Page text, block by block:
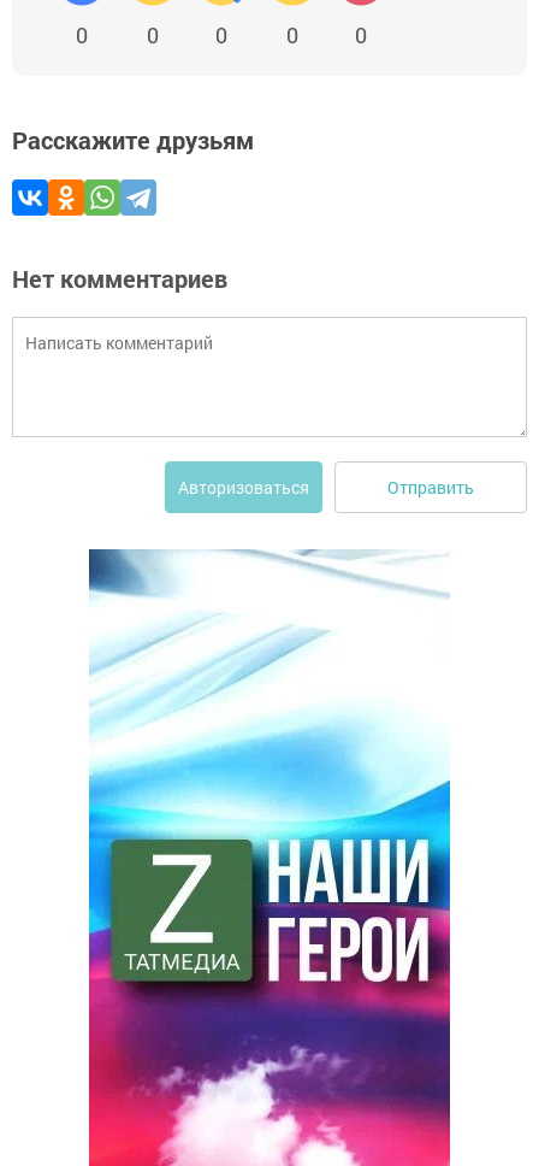
0 0 0 0 0
Расскажите друзьям
Нет комментариев
Авторизоваться Отправить